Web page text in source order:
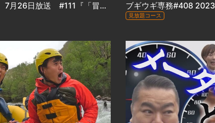
ハレバレティモンディ 7月26日放送 #111『「冒険グルメ」前田ファームに流れ星＆初めての野菜収穫』 ブギウギ専務#408
見放題コース